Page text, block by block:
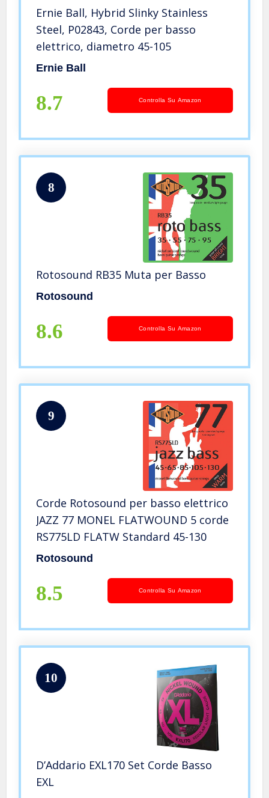
Ernie Ball, Hybrid Slinky Stainless
Steel, P02843, Corde per basso
elettrico, diametro 45-105
Ernie Ball
8.7 Controlla Su Amazon
8
Rotosound RB35 Muta per Basso
Rotosound
8.6 Controlla Su Amazon
9
Corde Rotosound per basso elettrico
JAZZ 77 MONEL FLATWOUND 5 corde
RS775LD FLATW Standard 45-130
Rotosound
8.5 Controlla Su Amazon
10
D’Addario EXL170 Set Corde Basso
EXL